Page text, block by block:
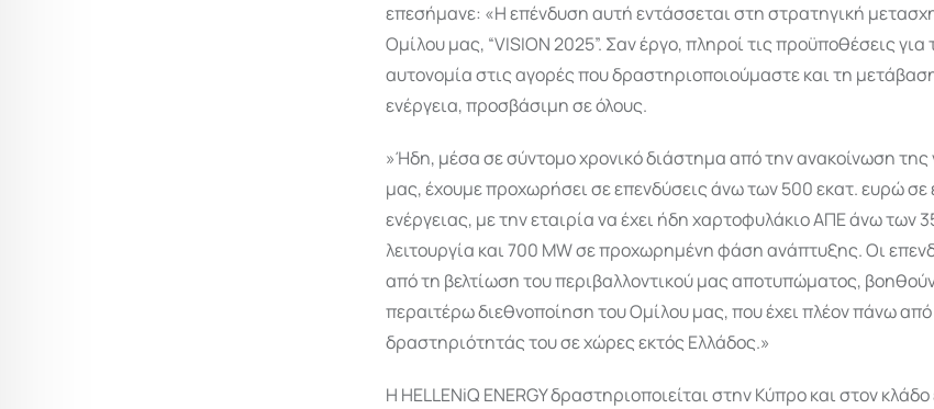
επεσήμανε: «Η επένδυση αυτή εντάσσεται στη στρατηγική
Ομίλου μας, “VISION 2025”. Σαν έργο, πληροί τις προϋποθέσεις για
αυτονομία στις αγορές που δραστηριοποιούμαστε και τη
ενέργεια, προσβάσιμη σε όλους.
»Ήδη, μέσα σε σύντομο χρονικό διάστημα από την ανακοίνωση της
μας, έχουμε προχωρήσει σε επενδύσεις άνω των 500 εκατ. ευρώ σε
ενέργειας, με την εταιρία να έχει ήδη χαρτοφυλάκιο ΑΠΕ άνω των
λειτουργία και 700 MW σε προχωρημένη φάση ανάπτυξης. Οι
από τη βελτίωση του περιβαλλοντικού μας αποτυπώματος,
περαιτέρω διεθνοποίηση του Ομίλου μας, που έχει πλέον πάνω
δραστηριότητάς του σε χώρες εκτός Ελλάδος.»
Η HELLENiQ ENERGY δραστηριοποιείται στην Κύπρο και στον